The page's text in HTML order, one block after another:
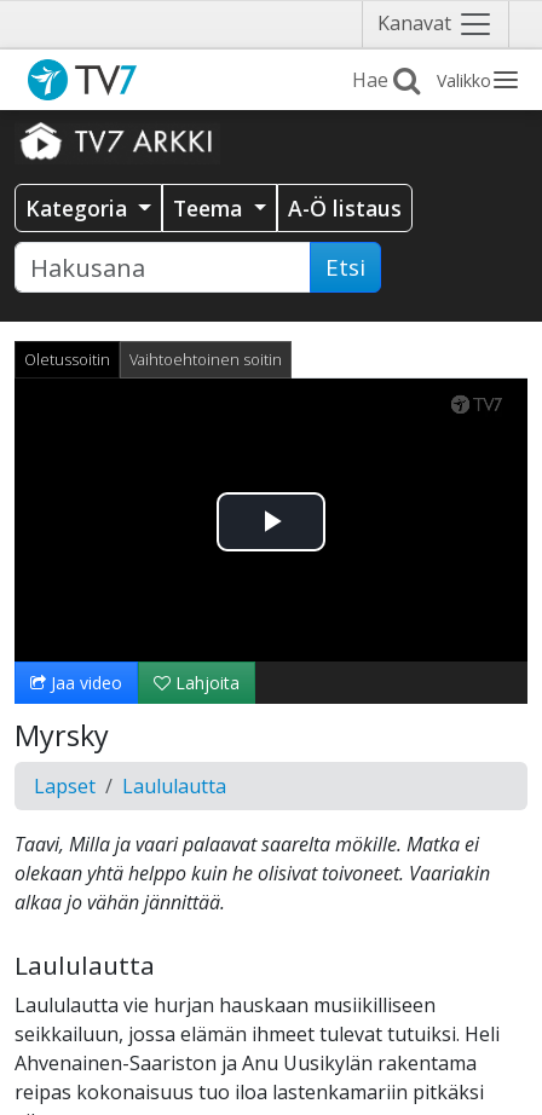
Kanavat Näytä
valikko
Valikko
Kategoria Teema A-Ö listaus
Etsi
Oletussoitin Vaihtoehtoinen soitin
Toista
Jaa video Lahjoita
Myrsky
Lapset Laululautta
Taavi, Milla ja vaari palaavat saarelta mökille. Matka ei
olekaan yhtä helppo kuin he olisivat toivoneet. Vaariakin
alkaa jo vähän jännittää.
Laululautta
Laululautta vie hurjan hauskaan musiikilliseen
seikkailuun, jossa elämän ihmeet tulevat tutuiksi. Heli
Ahvenainen-Saariston ja Anu Uusikylän rakentama
reipas kokonaisuus tuo iloa lastenkamariin pitkäksi